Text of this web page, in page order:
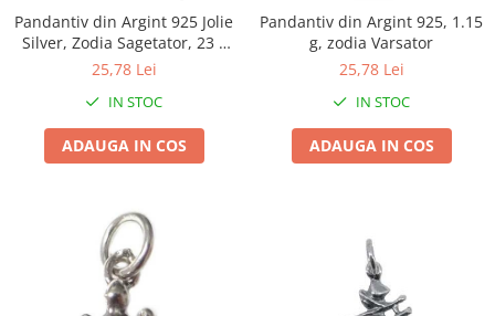
Dozatoare
Fete de masa
Fierbatoare
Genti Termoizolante Mancare
Magneti de frigider
Masini tocat carne electrice
Oale si Cratite
Oale sub presiune
Pandantiv din Argint 925 Jolie
Silver, Zodia Sagetator, 23 x
16 mm, 1.1 g
25,78 Lei
IN STOC
ADAUGA IN COS
Pandantiv din Argint 925, 1.15
g, zodia Varsator
25,78 Lei
IN STOC
ADAUGA IN COS